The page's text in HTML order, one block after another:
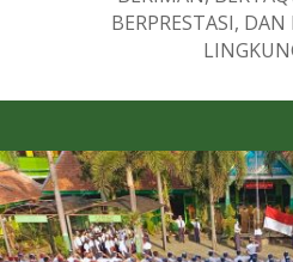
BERPRESTASI,